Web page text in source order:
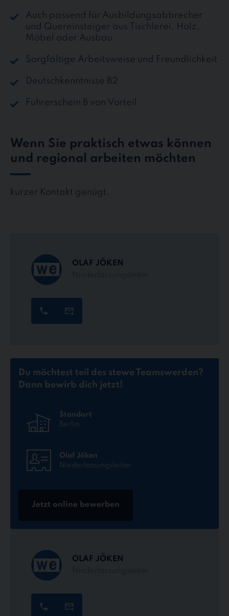
Auch passend für Ausbildungsabbrecher
und Quereinsteiger aus Tischlerei, Holz,
Möbel oder Ausbau
Sorgfältige Arbeitsweise und Freundlichkeit
Deutschkenntnisse B2
Führerschein B von Vorteil
Wenn Sie praktisch etwas können
und regional arbeiten möchten
kurzer Kontakt genügt.
OLAF JÖKEN
Du möchtest teil des stewe Teamswerden?
Dann bewirb dich jetzt!
Standort
Berlin
Olaf Jöken
Niederlassungsleiter
Jetzt online bewerben
OLAF JÖKEN